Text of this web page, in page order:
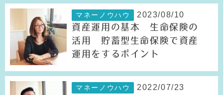
マネーノウハウ 2023/08/10
資産運用の基本 生命保険の
活用 貯蓄型生命保険で資産
運用をするポイント
マネーノウハウ 2022/07/23